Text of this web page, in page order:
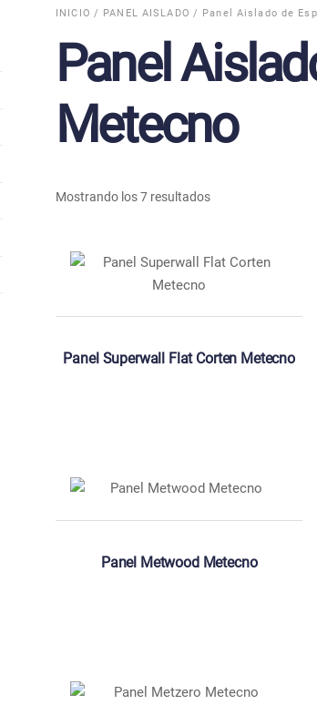
INICIO / PANEL AISLADO / Panel Aislado de
Panel
Metecno
Mostrando los 7 resultados
Panel Superwall Flat Corten Metecno
Panel Metwood Metecno